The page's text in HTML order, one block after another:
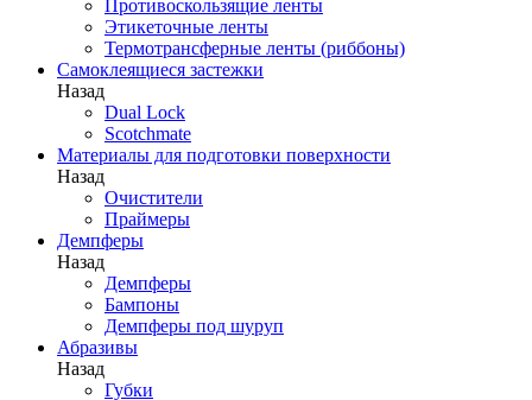
Противоскользящие ленты
Этикеточные ленты
Термотрансферные ленты (риббоны)
Cамоклеящиеся застежки
Назад
Dual Lock
Scotchmate
Материалы для подготовки поверхности
Назад
Очистители
Праймеры
Демпферы
Назад
Демпферы
Бампоны
Демпферы под шуруп
Абразивы
Назад
Губки